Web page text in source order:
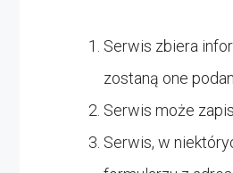
Serwis zbiera
zostaną one
Serwis może
Serwis, w